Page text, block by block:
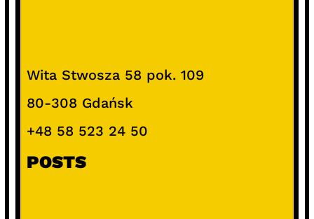
Wita Stwosza 58 pok. 109
80-308 Gdańsk
+48 58 523 24 50
POSTS